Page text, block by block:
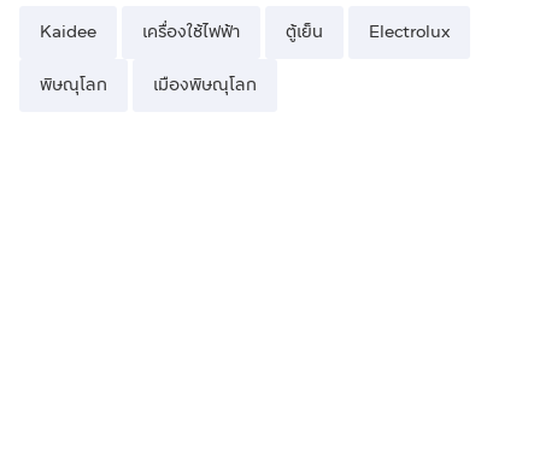
Kaidee เครื่องใช้ไฟฟ้า ตู้เย็น Electrolux
พิษณุโลก เมืองพิษณุโลก